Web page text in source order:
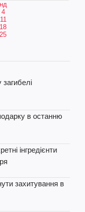
нд
4
11
18
25
в останню
інгредієнти
захитування в